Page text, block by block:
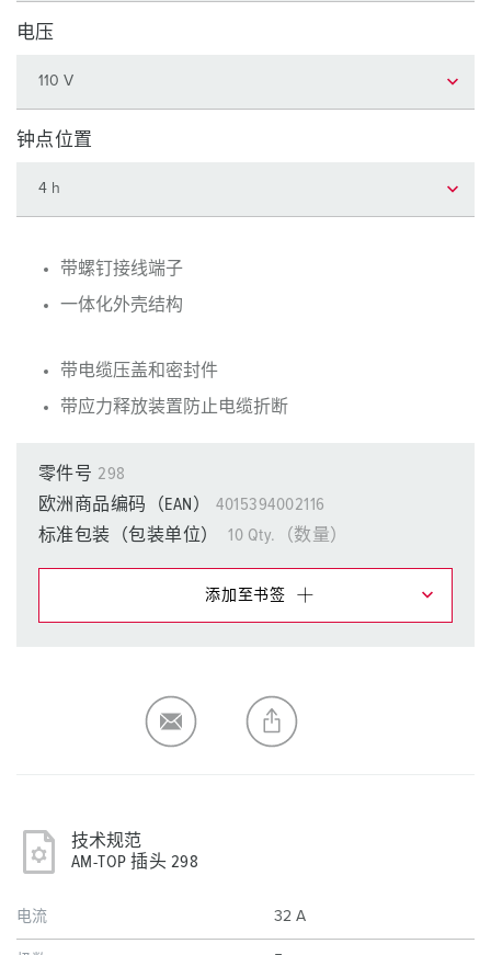
电压
钟点位置
带螺钉接线端子
一体化外壳结构
带电缆压盖和密封件
带应力释放装置防止电缆折断
零件号 298
欧洲商品编码（EAN）
4015394002116
标准包装（包装单位）
10 Qty.（数量）
添加至书签
生成新清单
技术规范
AM-TOP 插头 298
电流 32 A